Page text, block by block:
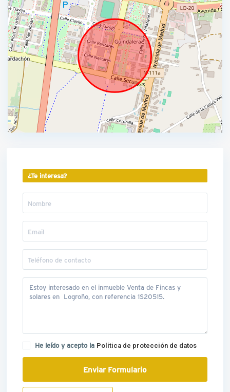
¿Te interesa?
He leído y acepto la Política de protección de datos